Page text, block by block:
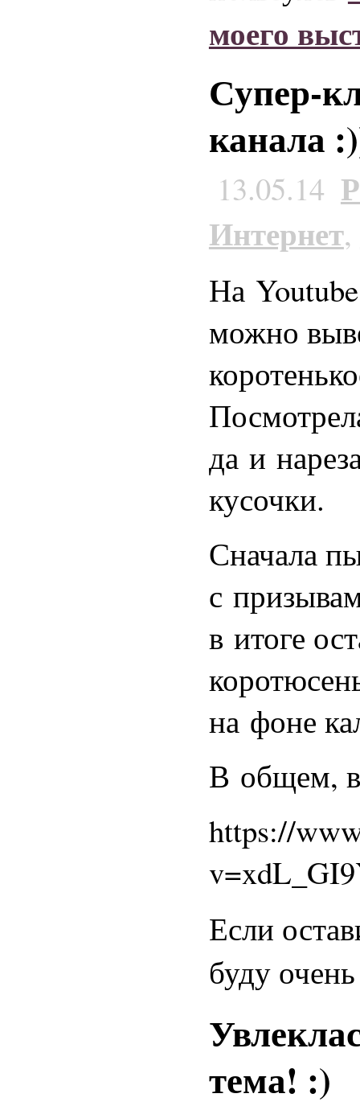
моего
Супер-
канала
13.05.14
Интернет,
На
можно
да и
кусочки.
Сначала
с
в итоге
на фоне
В общем,
https://
Если
буду
тема! :)